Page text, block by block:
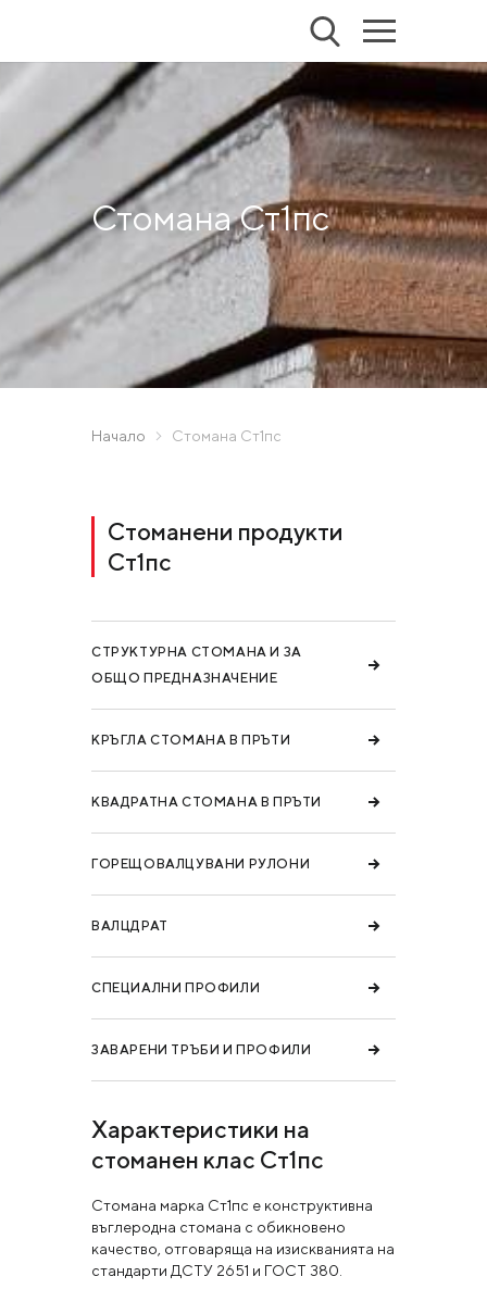
Стомана Ст1пс
Начало Стомана Ст1пс
Стоманени продукти
Ст1пс
СТРУКТУРНА СТОМАНА И ЗА
ОБЩО ПРЕДНАЗНАЧЕНИЕ
КРЪГЛА СТОМАНА В ПРЪТИ
КВАДРАТНА СТОМАНА В ПРЪТИ
ГОРЕЩОВАЛЦУВАНИ РУЛОНИ
ВАЛЦДРАТ
СПЕЦИАЛНИ ПРОФИЛИ
ЗАВАРЕНИ ТРЪБИ И ПРОФИЛИ
Характеристики на
стоманен клас Ст1пс
Стомана марка Ст1пс е конструктивна
въглеродна стомана с обикновено
качество, отговаряща на изискванията на
стандарти ДСТУ 2651 и ГОСТ 380.